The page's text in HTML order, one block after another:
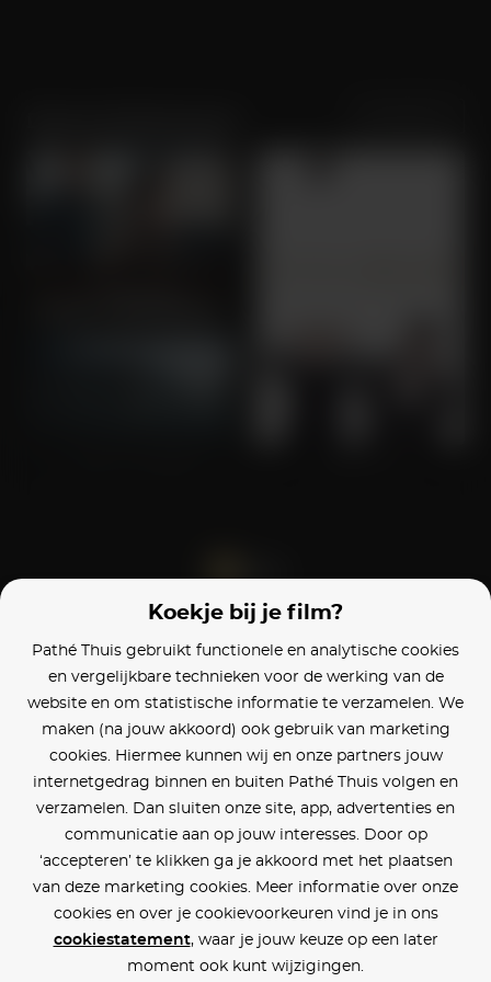
Koekje bij je film?
Pathé Thuis gebruikt functionele en analytische cookies
en vergelijkbare technieken voor de werking van de
website en om statistische informatie te verzamelen. We
maken (na jouw akkoord) ook gebruik van marketing
cookies. Hiermee kunnen wij en onze partners jouw
internetgedrag binnen en buiten Pathé Thuis volgen en
verzamelen. Dan sluiten onze site, app, advertenties en
communicatie aan op jouw interesses. Door op
‘accepteren’ te klikken ga je akkoord met het plaatsen
van deze marketing cookies. Meer informatie over onze
cookies en over je cookievoorkeuren vind je in ons
cookiestatement, waar je jouw keuze op een later
moment ook kunt wijzigingen.
Klantenservice
Betaalinstellingen
Cookie voorkeuren
Over Pathé Thuis
Bioscopen
CVD